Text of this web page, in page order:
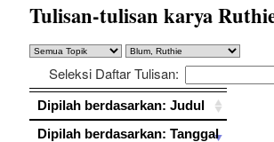
Tulisan-tulisan karya
Seleksi Daftar Tulisan:
Dipilah berdasarkan: Judul
Dipilah berdasarkan: Tanggal
Dipilah berdasarkan: Judul
Dipilah berdasarkan: Tanggal